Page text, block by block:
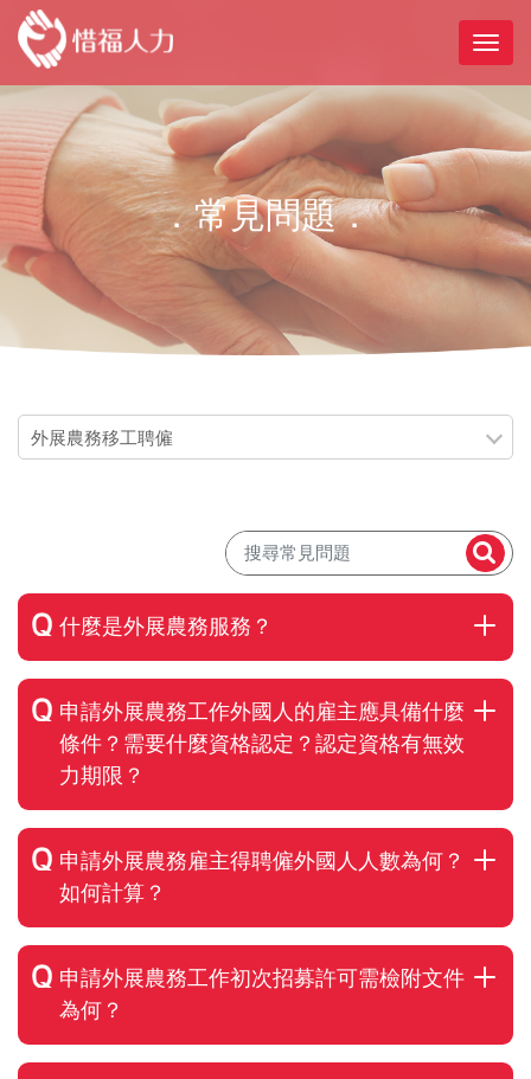
．常見問題．
外展農務移工聘僱
什麼是外展農務服務？
申請外展農務工作外國人的雇主應具備什麼
條件？需要什麼資格認定？認定資格有無效
力期限？
申請外展農務雇主得聘僱外國人人數為何？
如何計算？
申請外展農務工作初次招募許可需檢附文件
為何？